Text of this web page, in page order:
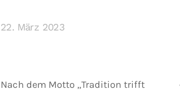
22. März 2023
Nach dem Motto „Tradition trifft